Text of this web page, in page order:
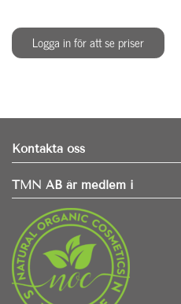
Logga in för att se priser
Kontakta oss
TMN AB är medlem i